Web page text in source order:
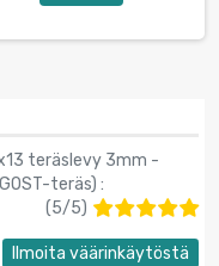
teräslevy 3mm -
teräs) :
(5/5)
Ilmoita väärinkäytöstä